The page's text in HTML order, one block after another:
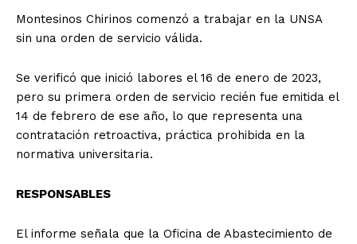
Montesinos Chirinos comenzó a trabajar en la UNSA
sin una orden de servicio válida.
Se verificó que inició labores el 16 de enero de 2023,
pero su primera orden de servicio recién fue emitida el
14 de febrero de ese año, lo que representa una
contratación retroactiva, práctica prohibida en la
normativa universitaria.
RESPONSABLES
El informe señala que la Oficina de Abastecimiento de